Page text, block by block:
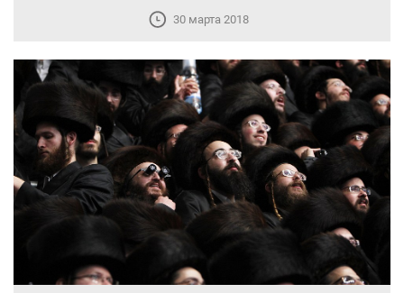
30 марта 2018